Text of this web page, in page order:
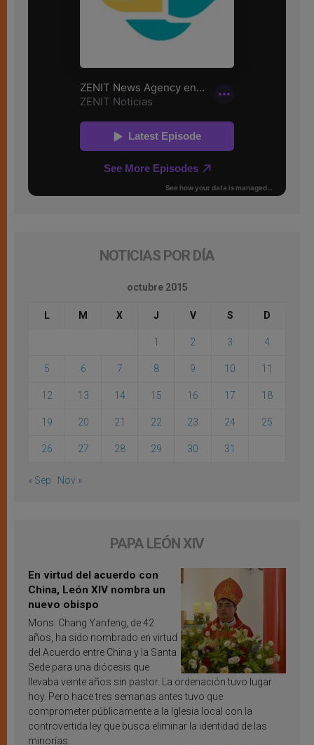
NOTICIAS POR DÍA
octubre 2015
L M X J V S D
1 2 3 4
5 6 7 8 9 10 11
12 13 14 15 16 17 18
19 20 21 22 23 24 25
26 27 28 29 30 31
« Sep Nov »
PAPA LEÓN XIV
En virtud del acuerdo con
China, León XIV nombra un
nuevo obispo
Mons. Chang Yanfeng, de 42
años, ha sido nombrado en virtud
del Acuerdo entre China y la Santa
Sede para una diócesis que
llevaba veinte años sin pastor. La ordenación tuvo lugar
hoy. Pero hace tres semanas antes tuvo que
comprometer públicamente a la Iglesia local con la
controvertida ley que busca eliminar la identidad de las
minorías.